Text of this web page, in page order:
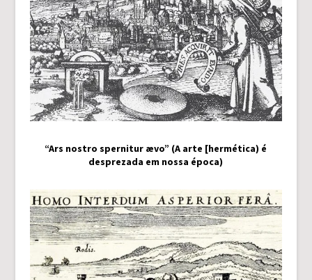
“Ars nostro spernitur ævo” (A arte [hermética) é
desprezada em nossa época)